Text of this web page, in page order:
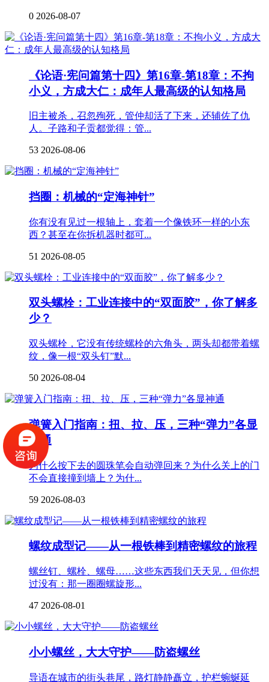
0 2026-08-07
《论语·宪问篇第十四》第16章-第18章：不拘
小义，方成大仁：成年人最高级的认知格局
旧主被杀，召忽殉死，管仲却活了下来，还辅佐了仇
人。子路和子贡都觉得：管...
53 2026-08-06
挡圈：机械的“定海神针”
你有没有见过一根轴上，套着一个像铁环一样的小东
西？甚至在你拆机器时都可...
51 2026-08-05
双头螺栓：工业连接中的“双面胶”，你了解多
少？
双头螺栓，它没有传统螺栓的六角头，两头却都带着螺
纹，像一根“双头钉”默...
50 2026-08-04
弹簧入门指南：扭、拉、压，三种“弹力”各显
神通
为什么按下去的圆珠笔会自动弹回来？为什么关上的门
不会直接撞到墙上？为什...
59 2026-08-03
螺纹成型记——从一根铁棒到精密螺纹的旅程
螺丝钉、螺栓、螺母……这些东西我们天天见，但你想
过没有：那一圈圈螺旋形...
47 2026-08-01
小小螺丝，大大守护——防盗螺丝
导语在城市的街头巷尾，路灯静静矗立，护栏蜿蜒延